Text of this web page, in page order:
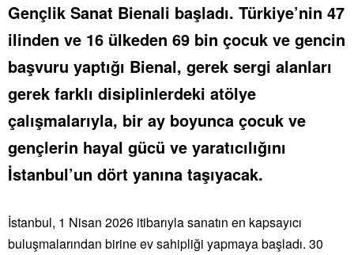
Gençlik Sanat Bienali başladı. Türkiye’nin 47
ilinden ve 16 ülkeden 69 bin çocuk ve gencin
başvuru yaptığı Bienal, gerek sergi alanları
gerek farklı disiplinlerdeki atölye
çalışmalarıyla, bir ay boyunca çocuk ve
gençlerin hayal gücü ve yaratıcılığını
İstanbul’un dört yanına taşıyacak.
İstanbul, 1 Nisan 2026 itibarıyla sanatın en kapsayıcı
buluşmalarından birine ev sahipliği yapmaya başladı. 30